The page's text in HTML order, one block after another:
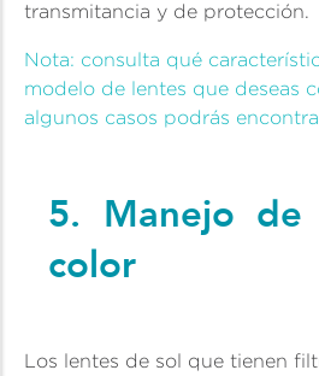
transmitancia y de protección.
Nota: consulta qué
modelo de lentes que deseas
algunos casos podrás
5. Manejo
color
Los lentes de sol que tienen